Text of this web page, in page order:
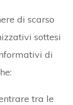
di scarso
sottesi
di
tra le